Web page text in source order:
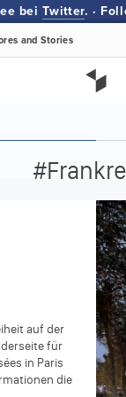
beiTwitter. ·
and Stories
auf der
für
in Paris
die